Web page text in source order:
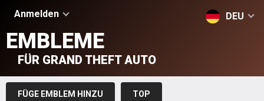
Anmelden DEU
EMBLEME
FÜR GRAND THEFT AUTO
FÜGE EMBLEM HINZU TOP